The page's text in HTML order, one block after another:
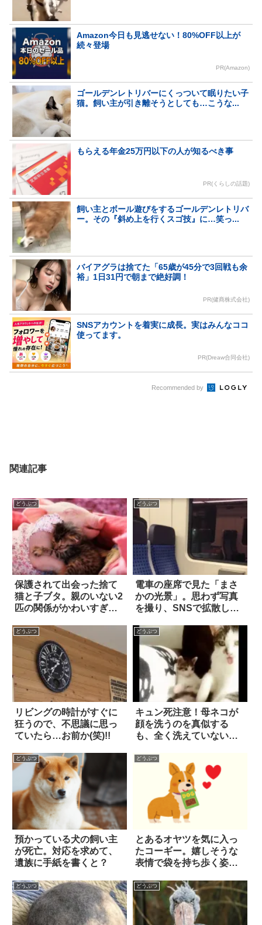
Amazon今日も見逃せない！80%OFF以上が
続々登場
PR(Amazon)
ゴールデンレトリバーにくっついて眠りたい子
猫。飼い主が引き離そうとしても…こうな...
もらえる年金25万円以下の人が知るべき事
PR(くらしの話題)
飼い主とボール遊びをするゴールデンレトリバ
ー。その『斜め上を行くスゴ技』に…笑っ...
バイアグラは捨てた「65歳が45分で3回戦も余
裕」1日31円で朝まで絶好調！
PR(健商株式会社)
SNSアカウントを着実に成長。実はみんなココ
使ってます。
PR(Dreaw合同会社)
Recommended by
関連記事
どうぶつ
保護されて出会った捨て
猫と子ブタ。親のいない2
匹の関係がかわいすぎる
どうぶつ
電車の座席で見た「まさ
かの光景」。思わず写真
を撮り、SNSで拡散した
どうぶつ
リビングの時計がすぐに
狂うので、不思議に思っ
ていたら…お前か(笑)!!
どうぶつ
キュン死注意！母ネコが
顔を洗うのを真似する
も、全く洗えていない子
どうぶつ
預かっている犬の飼い主
が死亡。対応を求めて、
遺族に手紙を書くと？
どうぶつ
とあるオヤツを気に入っ
たコーギー。嬉しそうな
表情で袋を持ち歩く姿
どうぶつ どうぶつ